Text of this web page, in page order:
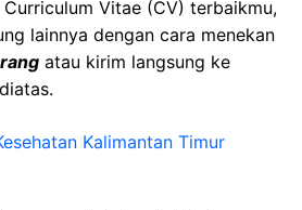
Vitae (CV) terbaikmu,
lainnya dengan cara menekan
atau kirim langsung ke
Kalimantan Timur